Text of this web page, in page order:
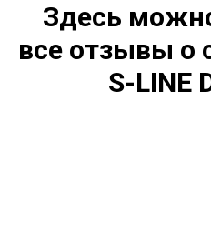
Здесь
все отзывы о
S-LINE